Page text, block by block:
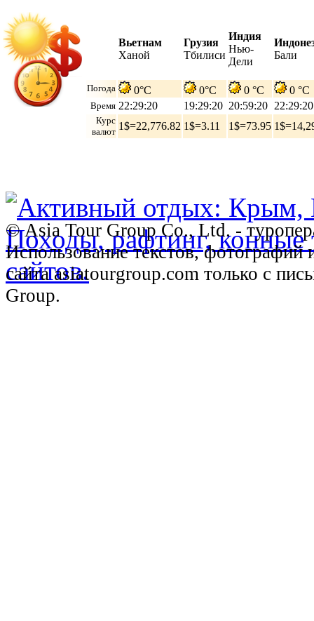
Вьетнам
Ханой
Грузия
Тбилиси
Индия
Нью-
Дели
Бали
Погода 0°C 0°C 0 °C 0 °C
Время 22:29:21 19:29:21 20:59:21 22:29:21
Курс
валют 1$=22,776.82 1$=3.11 1$=73.95
© Asia Tour Group Co., Ltd. -
Использование текстов,
сайта asiatourgroup.com только с
Group.